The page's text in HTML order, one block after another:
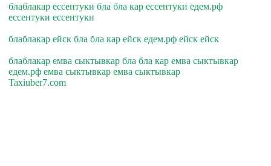
блаблакар ессентуки бла бла кар ессентуки едем.рф
ессентуки ессентуки
блаблакар ейск бла бла кар ейск едем.рф ейск ейск
блаблакар емва сыктывкар бла бла кар емва сыктывкар
едем.рф емва сыктывкар емва сыктывкар
Taxiuber7.com